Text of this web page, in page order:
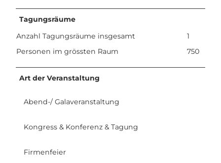
Tagungsräume
Anzahl Tagungsräume insgesamt
1
Personen im grössten Raum
750
Art der Veranstaltung
Abend-/ Galaveranstaltung
Kongress & Konferenz & Tagung
Firmenfeier